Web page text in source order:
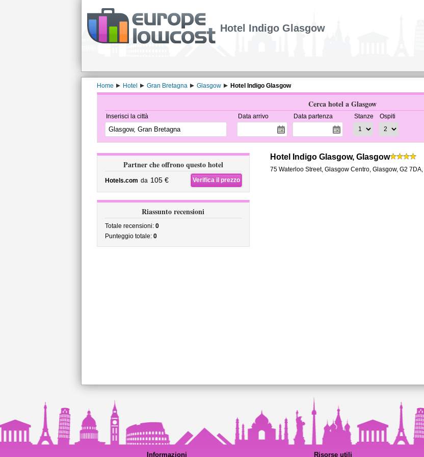
Hotel Indigo Glasgow
Home Hotel Gran Bretagna Glasgow Hotel Indigo Glasgow
Cerca hotel a Glasgow
Inserisci la città Data arrivo Data partenza Stanze Ospiti
Partner che offrono questo hotel
Hotels.com da 105 € Verifica il prezzo
Riassunto recensioni
Totale recensioni: 0
Punteggio totale: 0
Hotel Indigo Glasgow, Glasgow
75 Waterloo Street, Glasgow Centro, Glasgow, G2 7DA,
Informazioni Risorse utili